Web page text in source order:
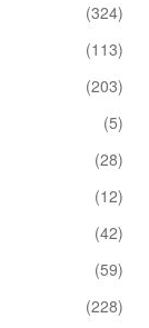
(324)
(113)
(203)
(5)
(28)
(12)
(42)
(59)
(228)